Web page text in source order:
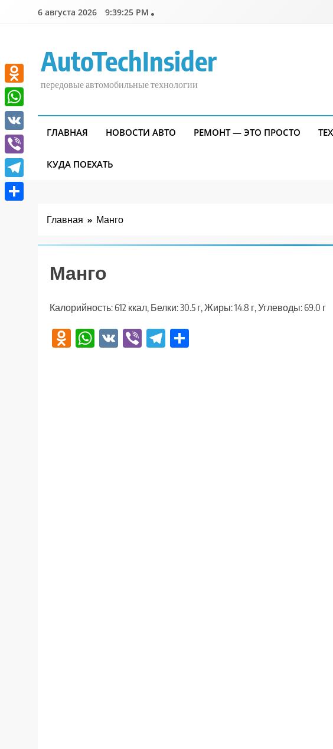
6 августа 2026 9:39:26 PM
AutoTechInsider
передовые автомобильные технологии
ГЛАВНАЯ НОВОСТИ АВТО РЕМОНТ — ЭТО ПРОСТО
КУДА ПОЕХАТЬ
Главная Манго
Манго
Калорийность: 612 ккал, Белки: 30.5 г, Жиры: 14.8 г, Углеводы: 69.0 г
Odnoklassniki
WhatsApp
VK ViberTelegram
Odnoklassniki
WhatsApp
VK
Viber
Telegram